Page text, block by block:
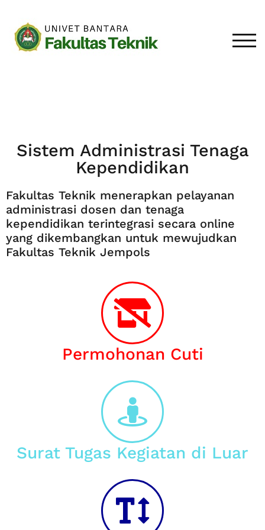
Sistem Administrasi Tenaga
Kependidikan
Fakultas Teknik menerapkan pelayanan
administrasi dosen dan tenaga
kependidikan terintegrasi secara online
yang dikembangkan untuk mewujudkan
Fakultas Teknik Jempols
Permohonan Cuti
Surat Tugas Kegiatan di Luar